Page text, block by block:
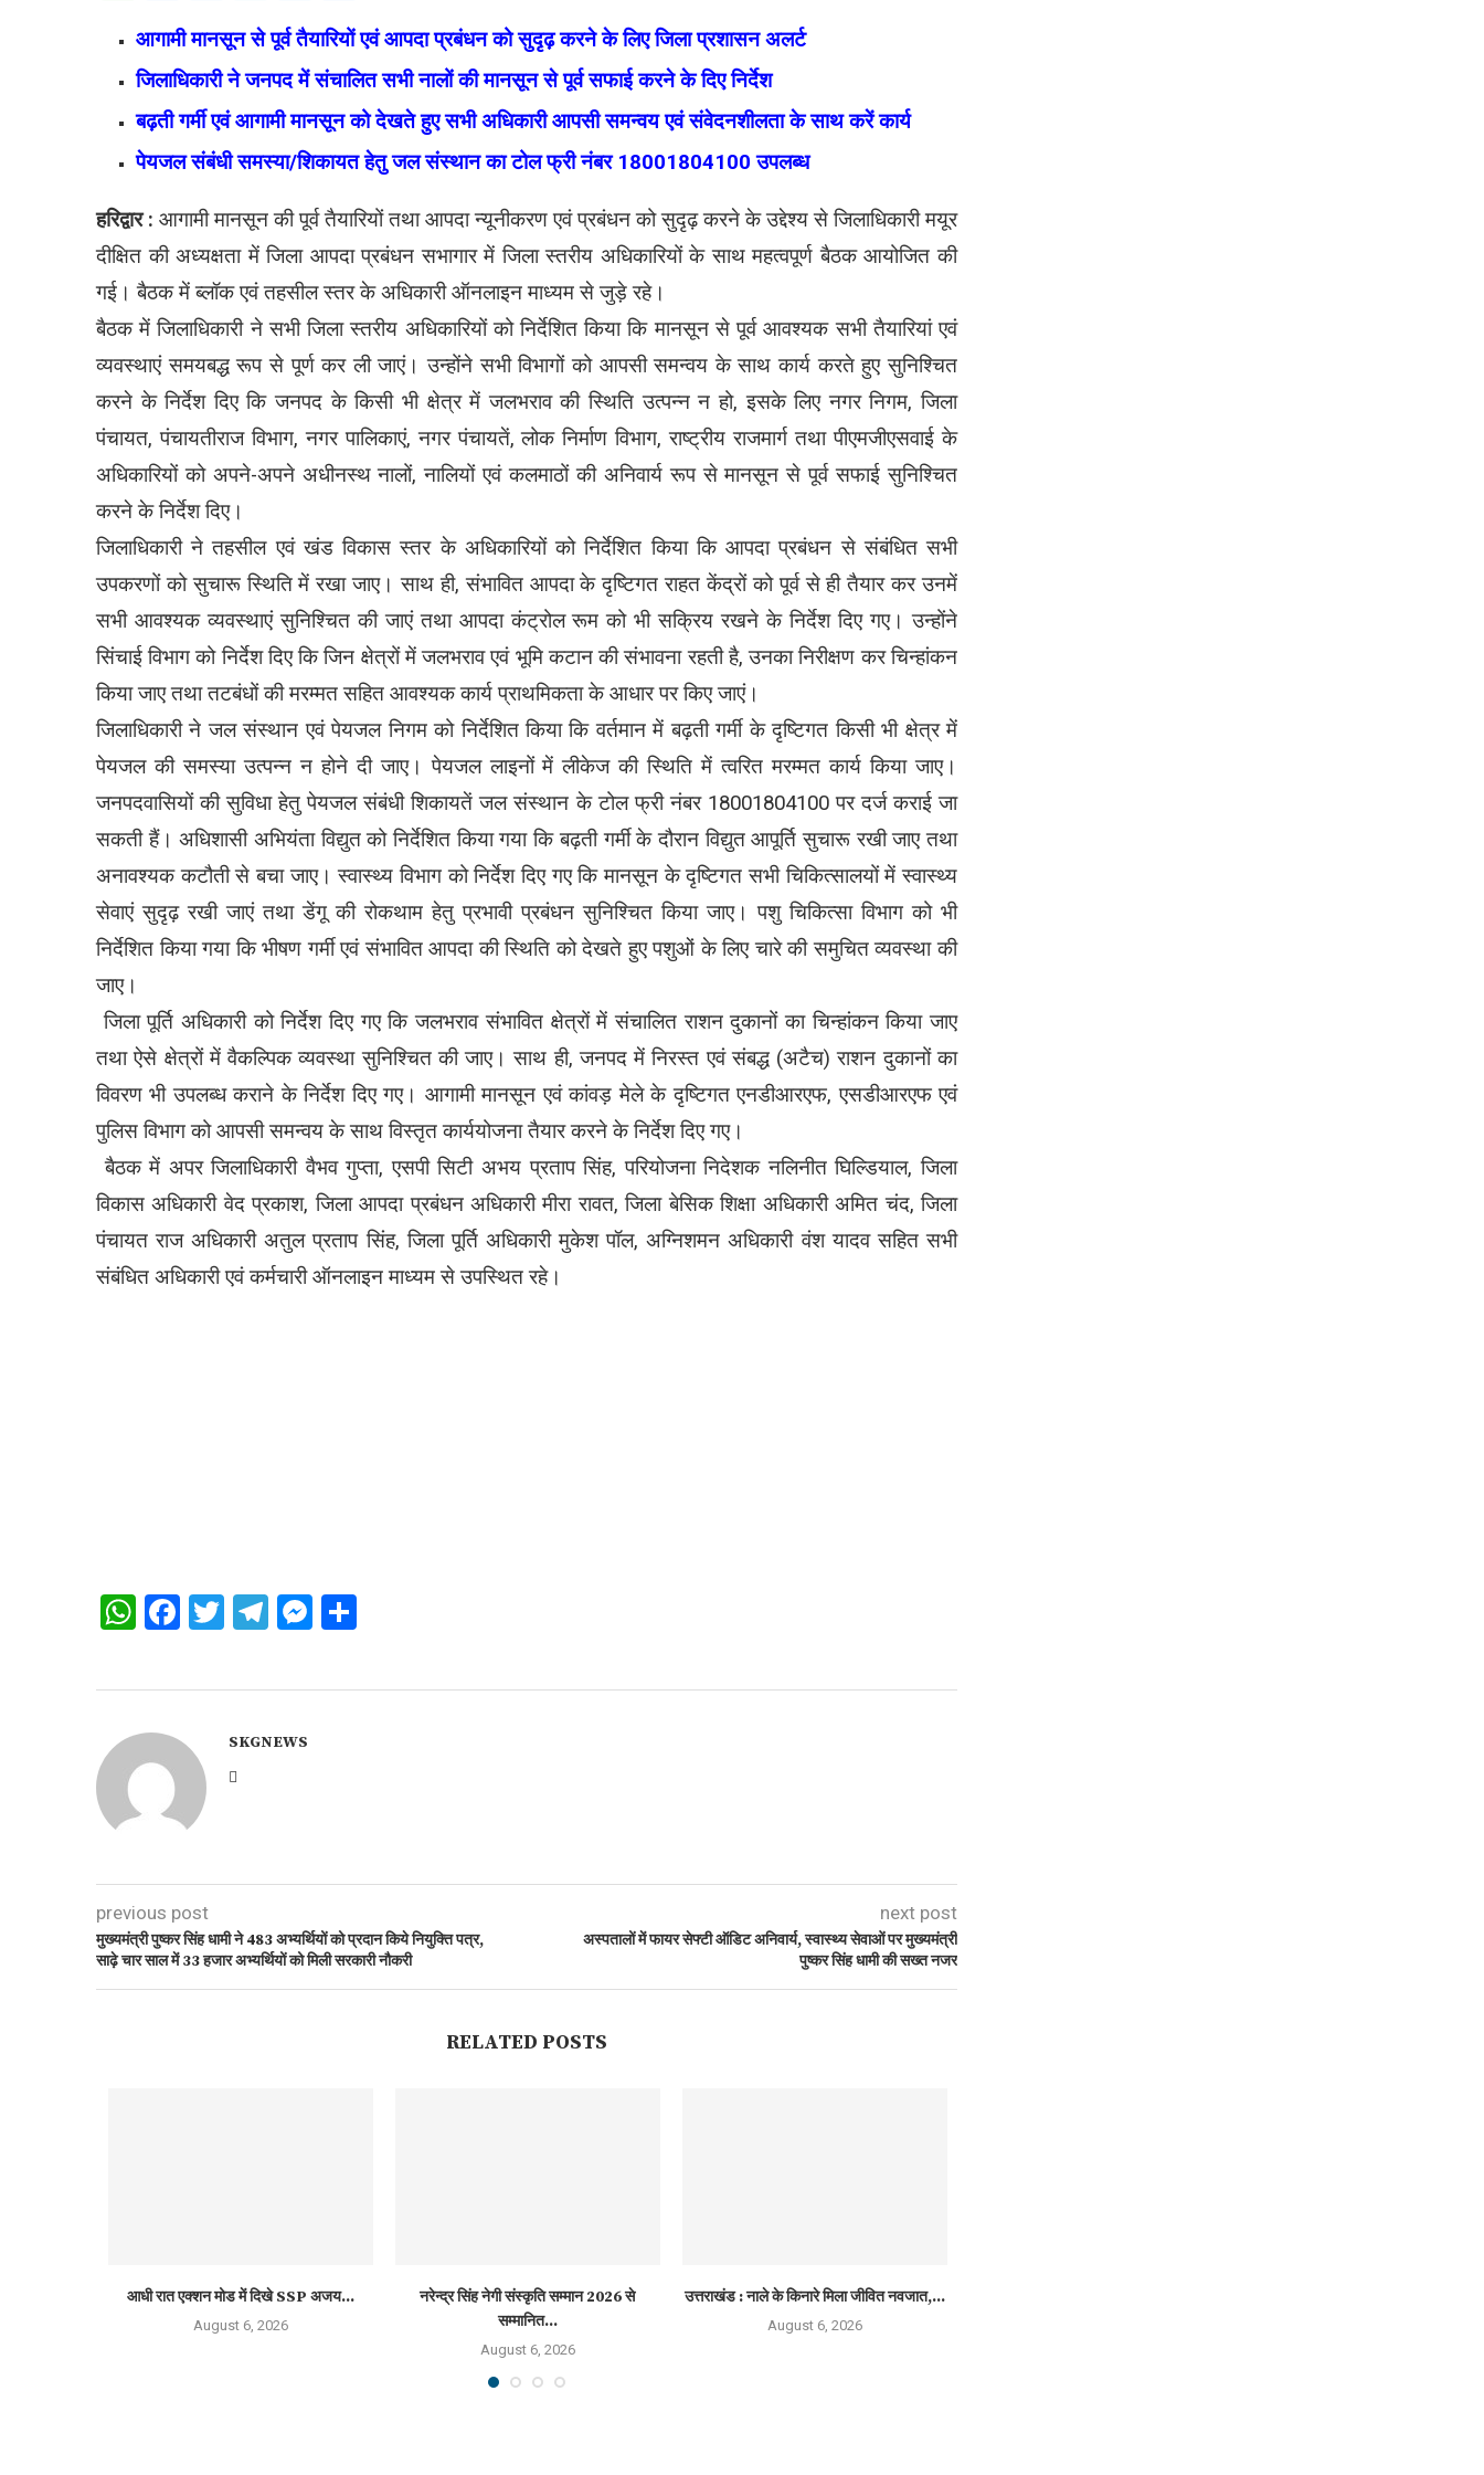
आगामी मानसून से पूर्व तैयारियों एवं आपदा प्रबंधन को सुदृढ़ करने के लिए जिला प्रशासन अलर्ट
जिलाधिकारी ने जनपद में संचालित सभी नालों की मानसून से पूर्व सफाई करने के दिए निर्देश
बढ़ती गर्मी एवं आगामी मानसून को देखते हुए सभी अधिकारी आपसी समन्वय एवं संवेदनशीलता के साथ करें कार्य
पेयजल संबंधी समस्या/शिकायत हेतु जल संस्थान का टोल फ्री नंबर 18001804100 उपलब्ध
हरिद्वार : आगामी मानसून की पूर्व तैयारियों तथा आपदा न्यूनीकरण एवं प्रबंधन को सुदृढ़ करने के उद्देश्य से जिलाधिकारी मयूर
दीक्षित की अध्यक्षता में जिला आपदा प्रबंधन सभागार में जिला स्तरीय अधिकारियों के साथ महत्वपूर्ण बैठक आयोजित की
गई। बैठक में ब्लॉक एवं तहसील स्तर के अधिकारी ऑनलाइन माध्यम से जुड़े रहे।
बैठक में जिलाधिकारी ने सभी जिला स्तरीय अधिकारियों को निर्देशित किया कि मानसून से पूर्व आवश्यक सभी तैयारियां एवं
व्यवस्थाएं समयबद्ध रूप से पूर्ण कर ली जाएं। उन्होंने सभी विभागों को आपसी समन्वय के साथ कार्य करते हुए सुनिश्चित
करने के निर्देश दिए कि जनपद के किसी भी क्षेत्र में जलभराव की स्थिति उत्पन्न न हो, इसके लिए नगर निगम, जिला
पंचायत, पंचायतीराज विभाग, नगर पालिकाएं, नगर पंचायतें, लोक निर्माण विभाग, राष्ट्रीय राजमार्ग तथा पीएमजीएसवाई के
अधिकारियों को अपने-अपने अधीनस्थ नालों, नालियों एवं कलमाठों की अनिवार्य रूप से मानसून से पूर्व सफाई सुनिश्चित
करने के निर्देश दिए।
जिलाधिकारी ने तहसील एवं खंड विकास स्तर के अधिकारियों को निर्देशित किया कि आपदा प्रबंधन से संबंधित सभी
उपकरणों को सुचारू स्थिति में रखा जाए। साथ ही, संभावित आपदा के दृष्टिगत राहत केंद्रों को पूर्व से ही तैयार कर उनमें
सभी आवश्यक व्यवस्थाएं सुनिश्चित की जाएं तथा आपदा कंट्रोल रूम को भी सक्रिय रखने के निर्देश दिए गए। उन्होंने
सिंचाई विभाग को निर्देश दिए कि जिन क्षेत्रों में जलभराव एवं भूमि कटान की संभावना रहती है, उनका निरीक्षण कर चिन्हांकन
किया जाए तथा तटबंधों की मरम्मत सहित आवश्यक कार्य प्राथमिकता के आधार पर किए जाएं।
जिलाधिकारी ने जल संस्थान एवं पेयजल निगम को निर्देशित किया कि वर्तमान में बढ़ती गर्मी के दृष्टिगत किसी भी क्षेत्र में
पेयजल की समस्या उत्पन्न न होने दी जाए। पेयजल लाइनों में लीकेज की स्थिति में त्वरित मरम्मत कार्य किया जाए।
जनपदवासियों की सुविधा हेतु पेयजल संबंधी शिकायतें जल संस्थान के टोल फ्री नंबर 18001804100 पर दर्ज कराई जा
सकती हैं। अधिशासी अभियंता विद्युत को निर्देशित किया गया कि बढ़ती गर्मी के दौरान विद्युत आपूर्ति सुचारू रखी जाए तथा
अनावश्यक कटौती से बचा जाए। स्वास्थ्य विभाग को निर्देश दिए गए कि मानसून के दृष्टिगत सभी चिकित्सालयों में स्वास्थ्य
सेवाएं सुदृढ़ रखी जाएं तथा डेंगू की रोकथाम हेतु प्रभावी प्रबंधन सुनिश्चित किया जाए। पशु चिकित्सा विभाग को भी
निर्देशित किया गया कि भीषण गर्मी एवं संभावित आपदा की स्थिति को देखते हुए पशुओं के लिए चारे की समुचित व्यवस्था की
जाए।
जिला पूर्ति अधिकारी को निर्देश दिए गए कि जलभराव संभावित क्षेत्रों में संचालित राशन दुकानों का चिन्हांकन किया जाए
तथा ऐसे क्षेत्रों में वैकल्पिक व्यवस्था सुनिश्चित की जाए। साथ ही, जनपद में निरस्त एवं संबद्ध (अटैच) राशन दुकानों का
विवरण भी उपलब्ध कराने के निर्देश दिए गए। आगामी मानसून एवं कांवड़ मेले के दृष्टिगत एनडीआरएफ, एसडीआरएफ एवं
पुलिस विभाग को आपसी समन्वय के साथ विस्तृत कार्ययोजना तैयार करने के निर्देश दिए गए।
बैठक में अपर जिलाधिकारी वैभव गुप्ता, एसपी सिटी अभय प्रताप सिंह, परियोजना निदेशक नलिनीत घिल्डियाल, जिला
विकास अधिकारी वेद प्रकाश, जिला आपदा प्रबंधन अधिकारी मीरा रावत, जिला बेसिक शिक्षा अधिकारी अमित चंद, जिला
पंचायत राज अधिकारी अतुल प्रताप सिंह, जिला पूर्ति अधिकारी मुकेश पॉल, अग्निशमन अधिकारी वंश यादव सहित सभी
संबंधित अधिकारी एवं कर्मचारी ऑनलाइन माध्यम से उपस्थित रहे।
WhatsApp
Facebook
Twitter
Telegram
Messenger
SKGNEWS
previous post
मुख्यमंत्री पुष्कर सिंह धामी ने 483 अभ्यर्थियों को प्रदान किये नियुक्ति पत्र,
साढ़े चार साल में 33 हजार अभ्यर्थियों को मिली सरकारी नौकरी
next post
अस्पतालों में फायर सेफ्टी ऑडिट अनिवार्य, स्वास्थ्य सेवाओं पर मुख्यमंत्री
पुष्कर सिंह धामी की सख्त नजर
RELATED POSTS
आधी रात एक्शन मोड में दिखे SSP अजय...
August 6, 2026
नरेन्द्र सिंह नेगी संस्कृति सम्मान 2026 से
सम्मानित...
August 6, 2026
उत्तराखंड : नाले के किनारे मिला जीवित नवजात,...
August 6, 2026